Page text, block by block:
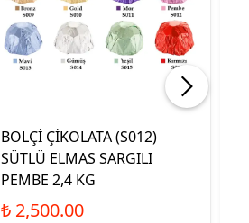
BOLÇİ ÇİKOLATA (S012)
SÜTLÜ ELMAS SARGILI
PEMBE 2,4 KG
₺ 2,500.00